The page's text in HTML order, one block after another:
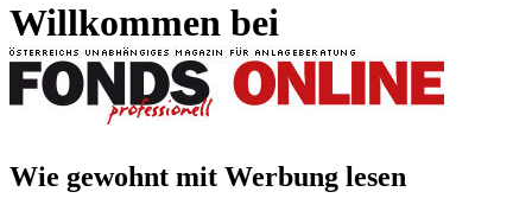
Willkommen bei
Wie gewohnt mit Werbung lesen